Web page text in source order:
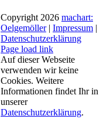
Copyright 2026 machart:
Oelgemöller| Impressum |
Datenschutzerklärung
Page load link
Auf dieser Webseite
verwenden wir keine
Cookies. Weitere
Informationen findet Ihr in
unserer
Datenschutzerklärung.